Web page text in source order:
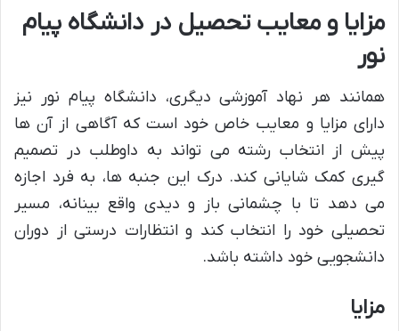
مزایا و معایب تحصیل در دانشگاه پیام
نور
همانند هر نهاد آموزشی دیگری، دانشگاه پیام نور نیز
دارای مزایا و معایب خاص خود است که آگاهی از آن ها
پیش از انتخاب رشته می تواند به داوطلب در تصمیم
گیری کمک شایانی کند. درک این جنبه ها، به فرد اجازه
می دهد تا با چشمانی باز و دیدی واقع بینانه، مسیر
تحصیلی خود را انتخاب کند و انتظارات درستی از دوران
دانشجویی خود داشته باشد.
مزایا